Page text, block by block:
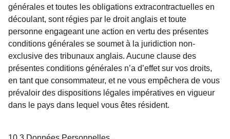
générales et toutes les obligations extracontractuelles en
découlant, sont régies par le droit anglais et toute
personne engageant une action en vertu des présentes
conditions générales se soumet à la juridiction non-
exclusive des tribunaux anglais. Aucune clause des
présentes conditions générales n’a d’effet sur vos droits,
en tant que consommateur, et ne vous empêchera de vous
prévaloir des dispositions légales impératives en vigueur
dans le pays dans lequel vous êtes résident.